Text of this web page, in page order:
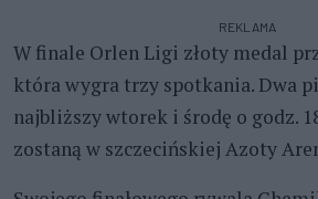
REKLAMA
W finale Orlen Ligi złoty medal
która wygra trzy spotkania. Dwa
najbliższy wtorek i środę o godz.
zostaną w szczecińskiej Azoty